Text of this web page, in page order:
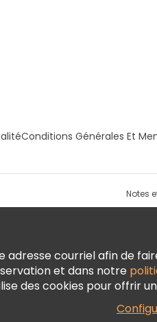
Conditions Générales Et
Notes
courriel afin de
et dans notre
des cookies pour offrir